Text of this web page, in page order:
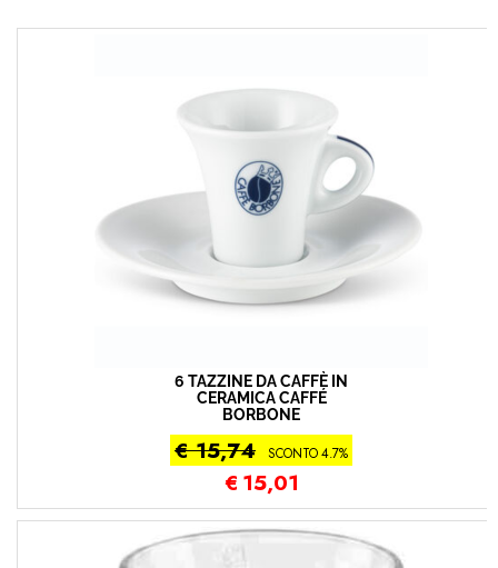
6 TAZZINE DA CAFFÈ IN
CERAMICA CAFFÉ
BORBONE
€ 15,74 SCONTO 4.7%
€ 15,01